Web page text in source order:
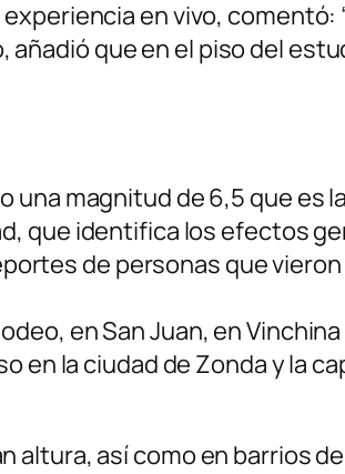
en vivo, comentó:
añadió que en el piso del
magnitud de 6,5 que es
que identifica los efectos
de personas que
en San Juan, en
en la ciudad de Zonda y la
así como en barrios